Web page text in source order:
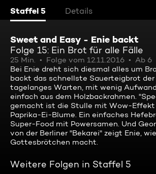
Staffel 5 Details
Sweet and Easy - Enie backt
Folge 15: Ein Brot für alle Fälle
25 Min. Folge vom 12.11.2016
Ab 6
Bei Enie dreht sich diesmal alles um
backt das schnellste Sauerteigbrot der
tagelanges Warten, mit wenig
einfach aus dem Holzbackrahmen.
gemacht ist die Stulle mit Wow-Effekt
Paprika-Ei-Blume. Ein einfaches
Super-Food mit Powersamen. Und
von der Berliner "Bekarei" zeigt Enie,
Gottesbrötchen macht.
Weitere Folgen in Staffel 5